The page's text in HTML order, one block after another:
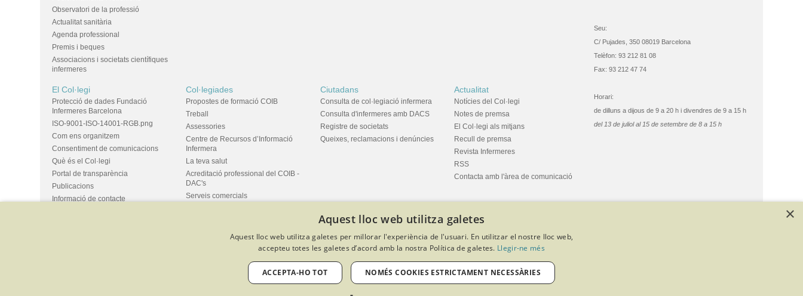
Observatori de la professió
Actualitat sanitària
Agenda professional
Premis i beques
Associacions i societats científiques
infermeres
El Col·legi
Protecció de dades Fundació
Infermeres Barcelona
ISO-9001-ISO-14001-RGB.png
Com ens organitzem
Consentiment de comunicacions
Què és el Col·legi
Portal de transparència
Publicacions
Informació de contacte
Col·legiades
Propostes de formació COIB
Treball
Assessories
Centre de Recursos d’Informació
Infermera
La teva salut
Acreditació professional del COIB -
DAC's
Serveis comercials
Ciutadans
Consulta de col·legiació infermera
Consulta d'infermeres amb DACS
Registre de societats
Queixes, reclamacions i denúncies
Actualitat
Notícies del Col·legi
Notes de premsa
El Col·legi als mitjans
Recull de premsa
Revista Infermeres
RSS
Contacta amb l'àrea de comunicació
Seu:
C/ Pujades, 350 08019 Barcelona
Telèfon: 93 212 81 08
Fax: 93 212 47 74
Horari:
de dilluns a dijous de 9 a 20 h i divendres de 9 a 15 h
del 13 de juliol al 15 de setembre de 8 a 15 h
Criteris de privacitat Política de cookies Avís legal Política de protecció de dades
Desenvolupat amb Softeng Portal Builder
×
Aquest lloc web utilitza galetes
Aquest lloc web utilitza galetes per millorar l'experiència de l'usuari. En utilitzar el nostre lloc web,
accepteu totes les galetes d’acord amb la nostra Política de galetes. Llegir-ne més
ACCEPTA-HO TOT NOMÉS COOKIES ESTRICTAMENT NECESSÀRIES